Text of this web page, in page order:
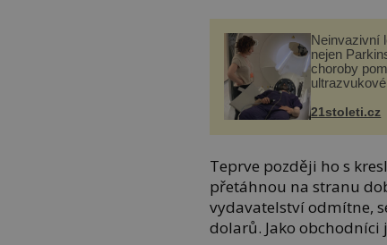
Neinvazivní
nejen
choroby
ultrazvukové
21stoleti.cz
Teprve později ho s
přetáhnou na stranu
vydavatelství odmítne,
dolarů. Jako